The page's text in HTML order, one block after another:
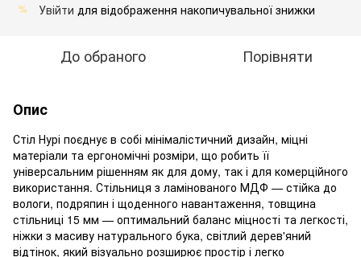
% Увійти для відображення накопичувальної знижки
До обраного Порівняти
Опис
Стіл Нурі поєднує в собі мінімалістичний дизайн, міцні
матеріали та ергономічні розміри, що робить її
універсальним рішенням як для дому, так і для комерційного
використання. Стільниця з ламінованого МДФ — стійка до
вологи, подряпин і щоденного навантаження, товщина
стільниці 15 мм — оптимальний баланс міцності та легкості,
ніжки з масиву натурального бука, світлий дерев'яний
відтінок, який візуально розширює простір і легко